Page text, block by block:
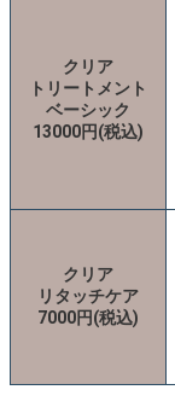
クリア
トリートメント
ベーシック
13000円(税込)
クリア
リタッチケア
7000円(税込)